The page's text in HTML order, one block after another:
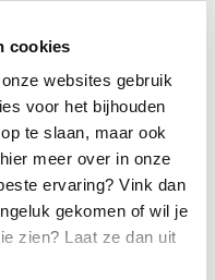
cookies
websites gebruik
voor het bijhouden
te slaan, maar ook
meer over in onze
ervaring? Vink dan
gekomen of wil je
zien? Laat ze dan uit
antwoorden op
worden
is van een
geeft de